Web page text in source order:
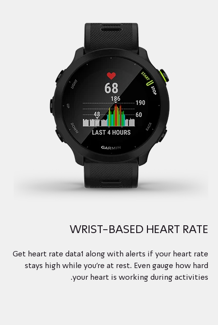
WRIST-BASED HEART RATE
Get heart rate data1 along with alerts if your heart rate
stays high while you’re at rest. Even gauge how hard
your heart is working during activities.